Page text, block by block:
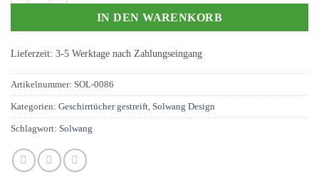
IN DEN WARENKORB
Lieferzeit: 3-5 Werktage nach Zahlungseingang
Artikelnummer: SOL-0086
Kategorien: Geschirrtücher gestreift, Solwang Design
Schlagwort: Solwang